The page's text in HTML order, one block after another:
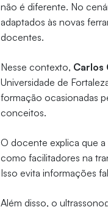
não é diferente. No
adaptados às novas
docentes.
Nesse contexto, Carlos
Universidade de
formação ocasionadas
conceitos.
O docente explica que
como facilitadores na
Isso evita informações
Além disso, o